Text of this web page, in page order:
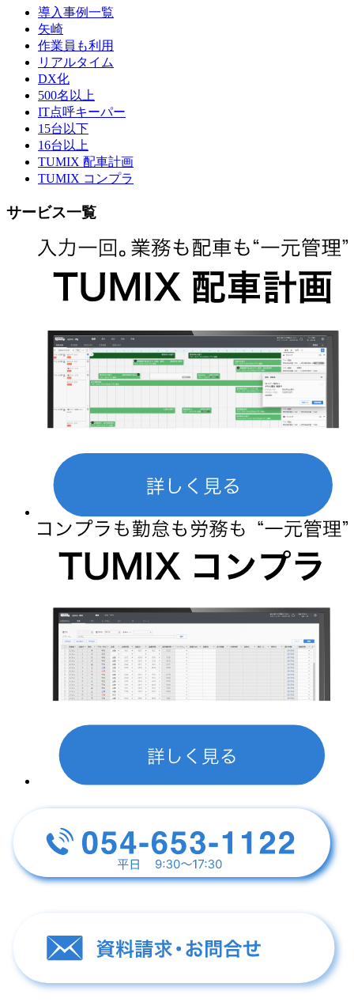
導入事例一覧
矢崎
作業員も利用
リアルタイム
DX化
500名以上
IT点呼キーパー
15台以下
16台以上
TUMIX 配車計画
TUMIX コンプラ
サービス一覧